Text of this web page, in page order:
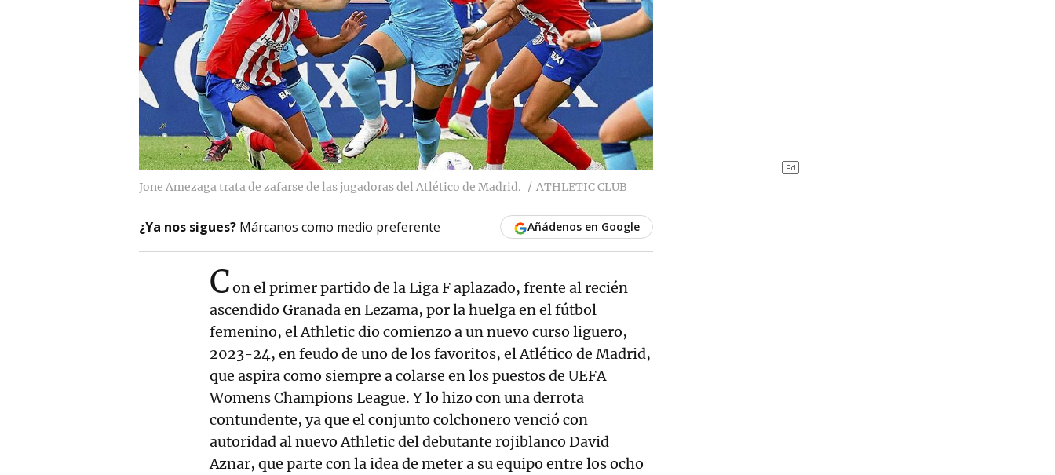
Jone Amezaga trata de zafarse de las jugadoras del Atlético de Madrid. ATHLETIC CLUB
¿Ya nos sigues? Márcanos como medio preferente Añádenos en Google
Con el primer partido de la Liga F aplazado, frente al recién
ascendido Granada en Lezama, por la huelga en el fútbol
femenino, el Athletic dio comienzo a un nuevo curso liguero,
2023-24, en feudo de uno de los favoritos, el Atlético de Madrid,
que aspira como siempre a colarse en los puestos de UEFA
Womens Champions League. Y lo hizo con una derrota
contundente, ya que el conjunto colchonero venció con
autoridad al nuevo Athletic del debutante rojiblanco David
Aznar, que parte con la idea de meter a su equipo entre los ocho